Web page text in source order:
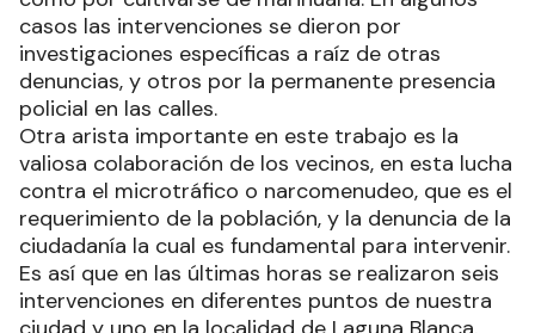
casos las intervenciones se dieron por
investigaciones específicas a raíz de otras
denuncias, y otros por la permanente presencia
policial en las calles.
Otra arista importante en este trabajo es la
valiosa colaboración de los vecinos, en esta lucha
contra el microtráfico o narcomenudeo, que es el
requerimiento de la población, y la denuncia de la
ciudadanía la cual es fundamental para intervenir.
Es así que en las últimas horas se realizaron seis
intervenciones en diferentes puntos de nuestra